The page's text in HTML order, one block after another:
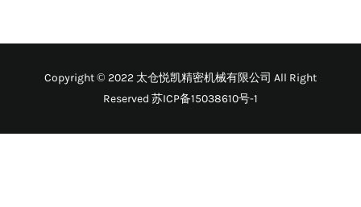
Copyright © 2022 太仓悦凯精密机械有限公司 All Right
Reserved 苏ICP备15038610号-1